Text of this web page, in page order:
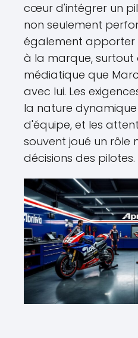
cœur d'intégrer un
non seulement
également apporter
à la marque, surtout
médiatique que
avec lui. Les
la nature
d'équipe, et les
souvent joué un rôle
décisions des pilotes.